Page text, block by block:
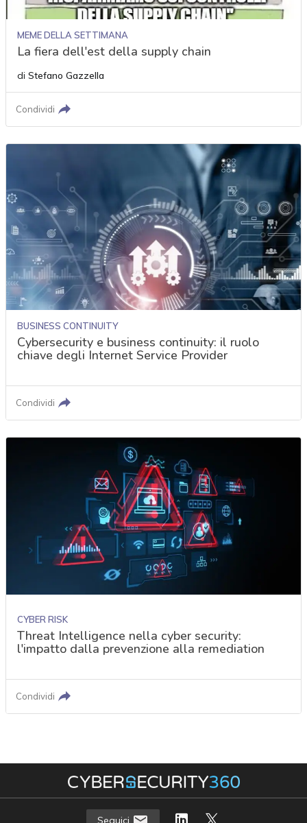
MEME DELLA SETTIMANA
La fiera dell'est della supply chain
di Stefano Gazzella
Condividi
BUSINESS CONTINUITY
Cybersecurity e business continuity: il ruolo
chiave degli Internet Service Provider
Condividi
CYBER RISK
Threat Intelligence nella cyber security:
l'impatto dalla prevenzione alla remediation
Condividi
Seguici